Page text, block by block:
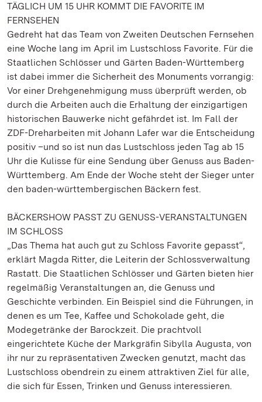
TÄGLICH UM 15 UHR KOMMT DIE FAVORITE IM
FERNSEHEN
Gedreht hat das Team von Zweiten Deutschen Fernsehen
eine Woche lang im April im Lustschloss Favorite. Für die
Staatlichen Schlösser und Gärten Baden-Württemberg
ist dabei immer die Sicherheit des Monuments vorrangig:
Vor einer Drehgenehmigung muss überprüft werden, ob
durch die Arbeiten auch die Erhaltung der einzigartigen
historischen Bauwerke nicht gefährdet ist. Im Fall der
ZDF-Dreharbeiten mit Johann Lafer war die Entscheidung
positiv –und so ist nun das Lustschloss jeden Tag ab 15
Uhr die Kulisse für eine Sendung über Genuss aus Baden-
Württemberg. Am Ende der Woche steht der Sieger unter
den baden-württembergischen Bäckern fest.
BÄCKERSHOW PASST ZU GENUSS-VERANSTALTUNGEN
IM SCHLOSS
„Das Thema hat auch gut zu Schloss Favorite gepasst“,
erklärt Magda Ritter, die Leiterin der Schlossverwaltung
Rastatt. Die Staatlichen Schlösser und Gärten bieten hier
regelmäßig Veranstaltungen an, die Genuss und
Geschichte verbinden. Ein Beispiel sind die Führungen, in
denen es um Tee, Kaffee und Schokolade geht, die
Modegetränke der Barockzeit. Die prachtvoll
eingerichtete Küche der Markgräfin Sibylla Augusta, von
ihr nur zu repräsentativen Zwecken genutzt, macht das
Lustschloss obendrein zu einem attraktiven Ziel für alle,
die sich für Essen, Trinken und Genuss interessieren.